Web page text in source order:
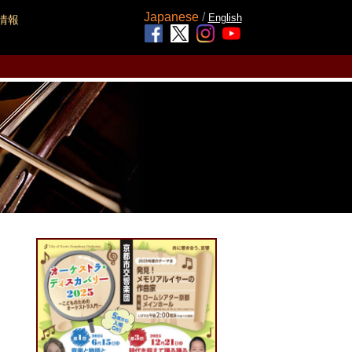
報 Japanese/ English